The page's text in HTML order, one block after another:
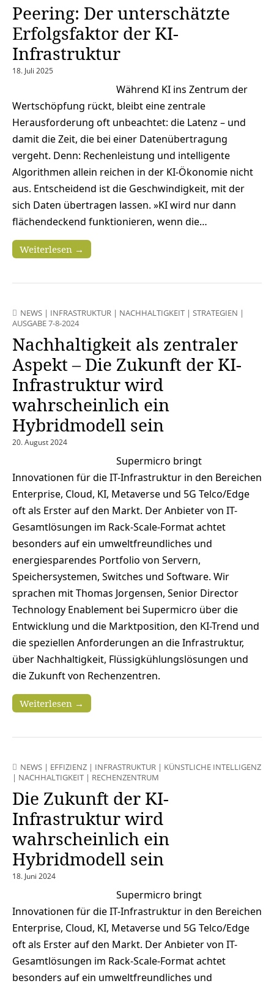
Peering: Der unterschätzte
Erfolgsfaktor der KI-
Infrastruktur
18. Juli 2025
Während KI ins Zentrum der
Wertschöpfung rückt, bleibt eine zentrale
Herausforderung oft unbeachtet: die Latenz – und
damit die Zeit, die bei einer Datenübertragung
vergeht. Denn: Rechenleistung und intelligente
Algorithmen allein reichen in der KI-Ökonomie nicht
aus. Entscheidend ist die Geschwindigkeit, mit der
sich Daten übertragen lassen. »KI wird nur dann
flächendeckend funktionieren, wenn die…
Weiterlesen →
NEWS | INFRASTRUKTUR | NACHHALTIGKEIT | STRATEGIEN |
AUSGABE 7-8-2024
Nachhaltigkeit als zentraler
Aspekt – Die Zukunft der KI-
Infrastruktur wird
wahrscheinlich ein
Hybridmodell sein
20. August 2024
Supermicro bringt
Innovationen für die IT-Infrastruktur in den Bereichen
Enterprise, Cloud, KI, Metaverse und 5G Telco/Edge
oft als Erster auf den Markt. Der Anbieter von IT-
Gesamtlösungen im Rack-Scale-Format achtet
besonders auf ein umweltfreundliches und
energiesparendes Portfolio von Servern,
Speichersystemen, Switches und Software. Wir
sprachen mit Thomas Jorgensen, Senior Director
Technology Enablement bei Supermicro über die
Entwicklung und die Marktposition, den KI-Trend und
die speziellen Anforderungen an die Infrastruktur,
über Nachhaltigkeit, Flüssigkühlungslösungen und
die Zukunft von Rechenzentren.
Weiterlesen →
NEWS | EFFIZIENZ | INFRASTRUKTUR | KÜNSTLICHE INTELLIGENZ
| NACHHALTIGKEIT | RECHENZENTRUM
Die Zukunft der KI-
Infrastruktur wird
wahrscheinlich ein
Hybridmodell sein
18. Juni 2024
Supermicro bringt
Innovationen für die IT-Infrastruktur in den Bereichen
Enterprise, Cloud, KI, Metaverse und 5G Telco/Edge
oft als Erster auf den Markt. Der Anbieter von IT-
Gesamtlösungen im Rack-Scale-Format achtet
besonders auf ein umweltfreundliches und